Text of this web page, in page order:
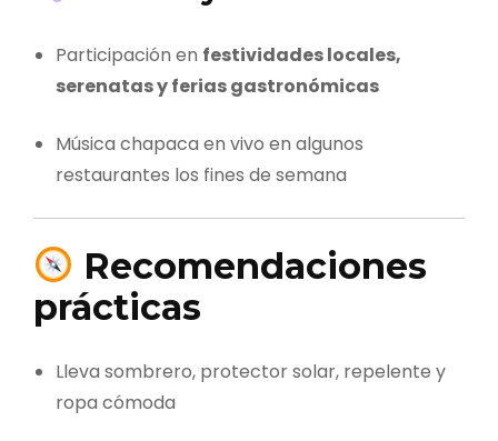
Participación en festividades locales,
serenatas y ferias gastronómicas
Música chapaca en vivo en algunos
restaurantes los fines de semana
Recomendaciones
prácticas
Lleva sombrero, protector solar, repelente y
ropa cómoda